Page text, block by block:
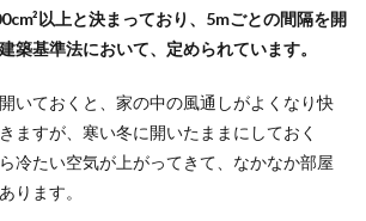
ている可能性があります。でも、知識がないとガ
ス漏れをチェ...
那須を別荘地として選ぶ魅力と評判。
那須が選ばれる理由
以上と決まっており、5mごとの間隔を開
築基準法において、定められています。
いておくと、家の中の風通しがよくなり快
ますが、寒い冬に開いたままにしておく
冷たい空気が上がってきて、なかなか部屋
ります。